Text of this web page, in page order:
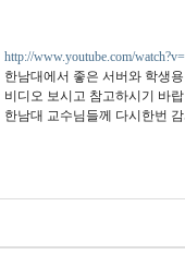
http://www.youtube.com/
한남대에서 좋은 서버와 학생
비디오 보시고 참고하시기 바
한남대 교수님들께 다시한번